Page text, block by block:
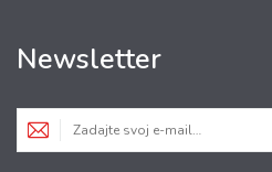
Newsletter